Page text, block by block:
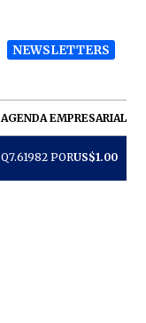
NEWSLETTERS
AGENDA EMPRESARIAL
Q7.61982 PORUS$1.00